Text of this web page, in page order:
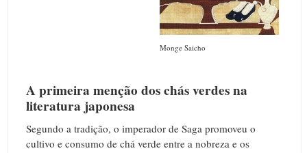
Monge Saicho
A primeira menção dos chás verdes na
literatura japonesa
Segundo a tradição, o imperador de Saga promoveu o
cultivo e consumo de chá verde entre a nobreza e os